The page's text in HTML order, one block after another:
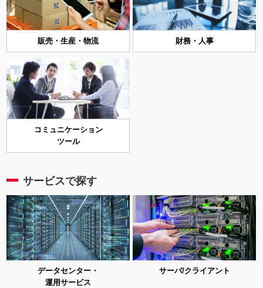
販売・生産・物流 財務・人事
コミュニケーション
ツール
サービスで探す
データセンター・
運用サービス
サーバ/クライアント